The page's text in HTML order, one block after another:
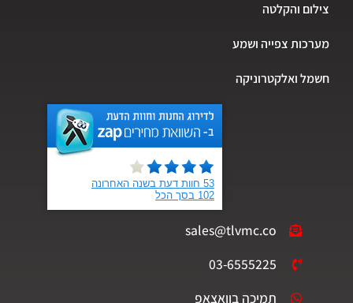
צילום והקלטה
מערכות צפייה ושמע
חשמל ואלקטרוניקה
sales@tlvmc.co
03-6555225
תמיכה בוואצאפ